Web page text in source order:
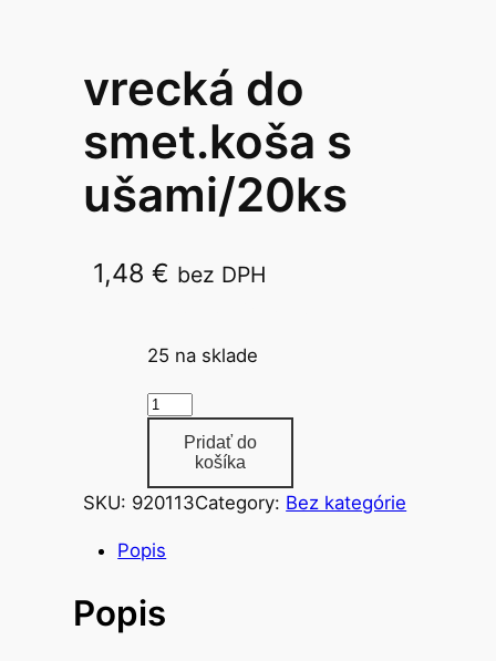
vrecká do
smet.koša s
ušami/20ks
1,48€ bez DPH
25 na sklade
m
ž
s
t
o
v
Pridať do
košíka
SKU: 920113Category: Bez kategórie
Popis
Popis